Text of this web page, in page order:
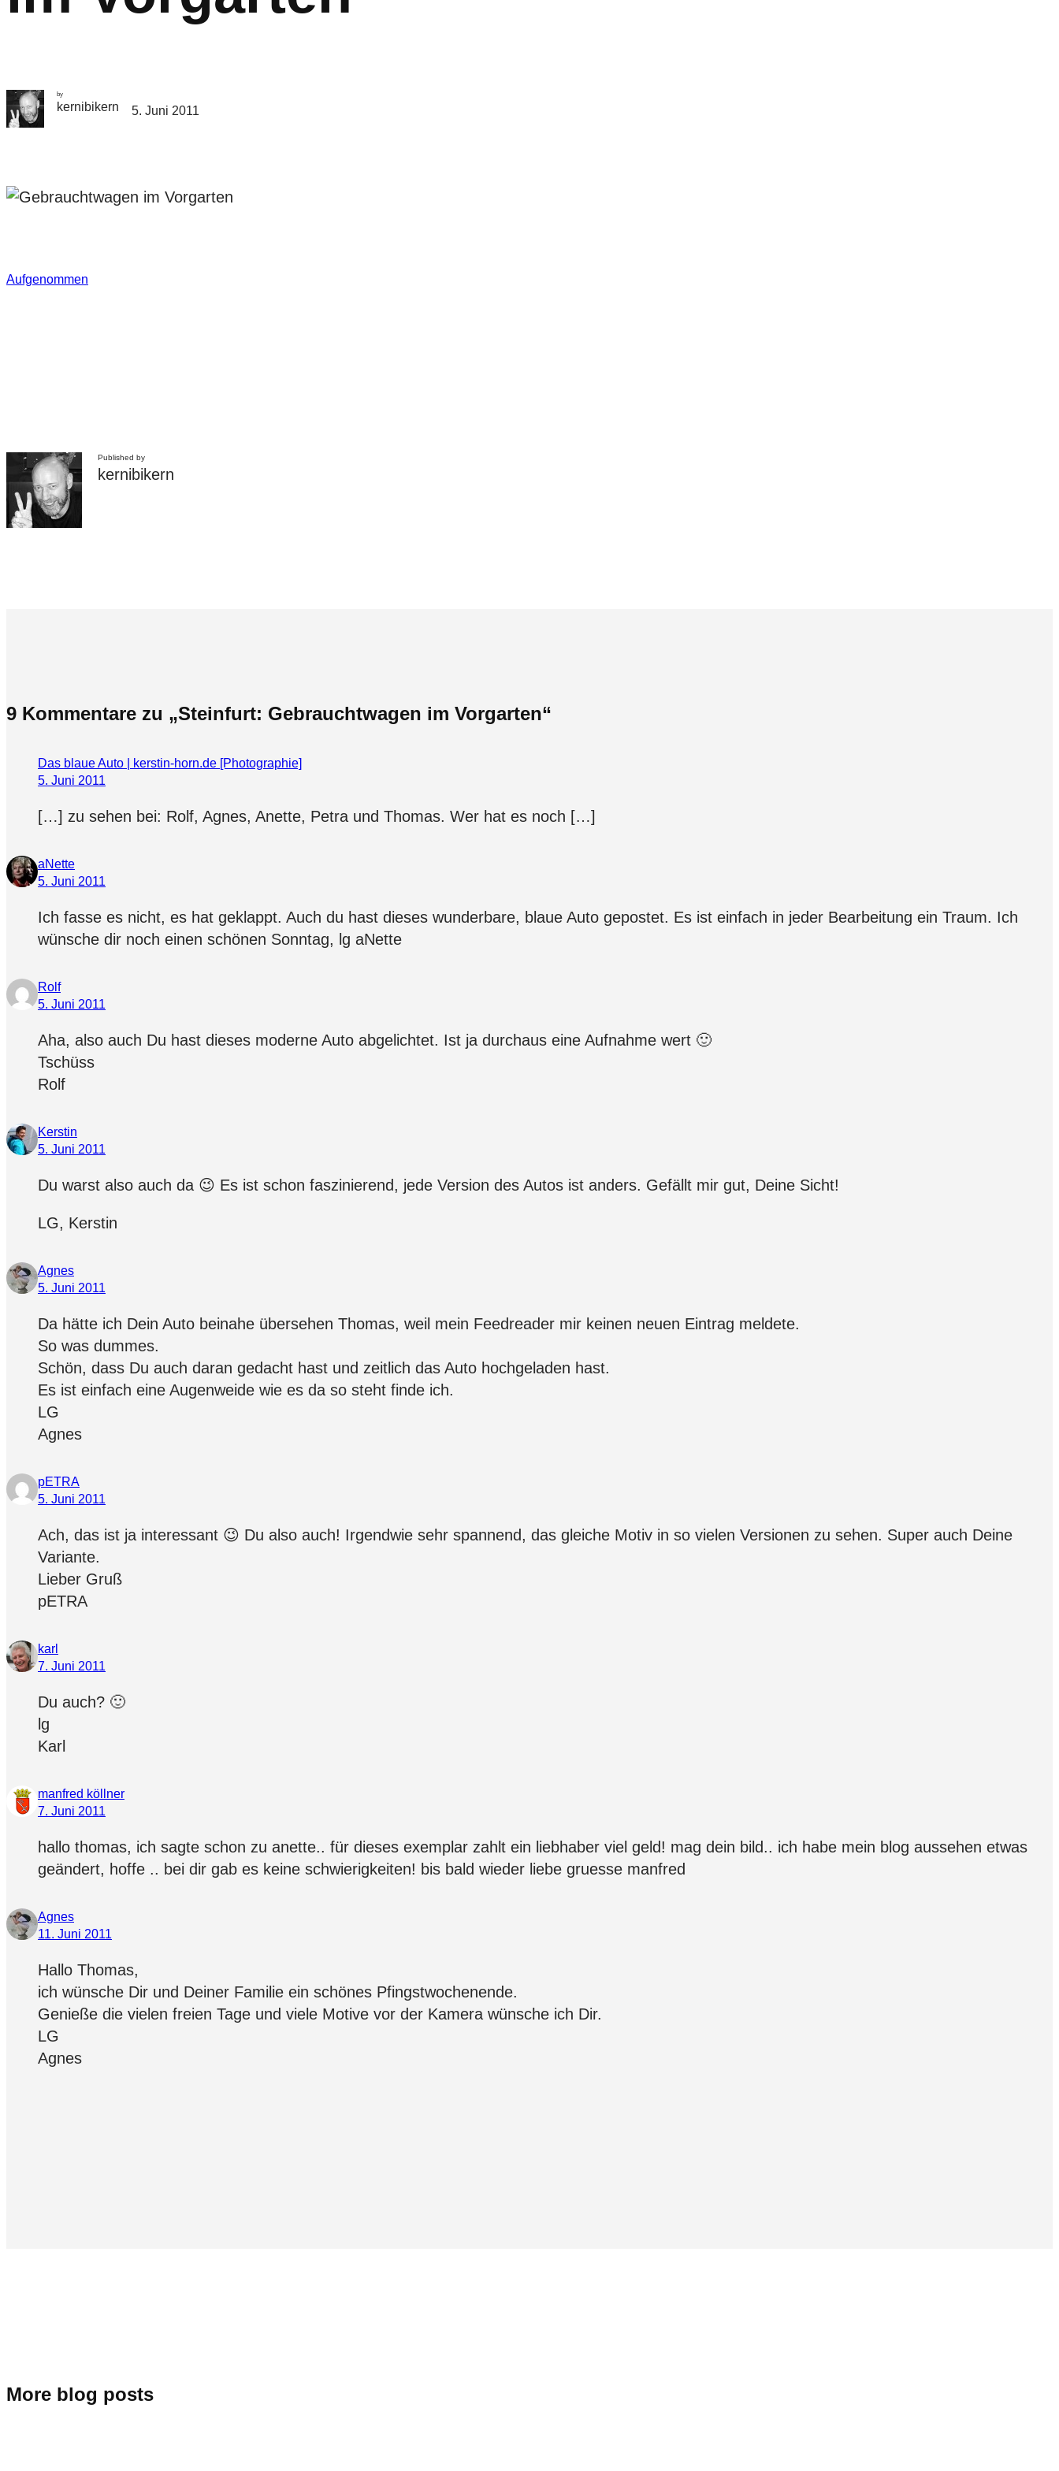
by
kernibikern 5. Juni 2011
Aufgenommen
Published by
kernibikern
9 Kommentare zu „Steinfurt: Gebrauchtwagen im Vorgarten“
Das blaue Auto | kerstin-horn.de [Photographie]
5. Juni 2011
[…] zu sehen bei: Rolf, Agnes, Anette, Petra und Thomas. Wer hat es noch […]
aNette
5. Juni 2011
Ich fasse es nicht, es hat geklappt. Auch du hast dieses wunderbare, blaue Auto gepostet. Es ist einfach in jeder Bearbeitung ein Traum. Ich
wünsche dir noch einen schönen Sonntag, lg aNette
Rolf
5. Juni 2011
Aha, also auch Du hast dieses moderne Auto abgelichtet. Ist ja durchaus eine Aufnahme wert 🙂
Tschüss
Rolf
Kerstin
5. Juni 2011
Du warst also auch da 😉 Es ist schon faszinierend, jede Version des Autos ist anders. Gefällt mir gut, Deine Sicht!
LG, Kerstin
Agnes
5. Juni 2011
Da hätte ich Dein Auto beinahe übersehen Thomas, weil mein Feedreader mir keinen neuen Eintrag meldete.
So was dummes.
Schön, dass Du auch daran gedacht hast und zeitlich das Auto hochgeladen hast.
Es ist einfach eine Augenweide wie es da so steht finde ich.
LG
Agnes
pETRA
5. Juni 2011
Ach, das ist ja interessant 😉 Du also auch! Irgendwie sehr spannend, das gleiche Motiv in so vielen Versionen zu sehen. Super auch Deine
Variante.
Lieber Gruß
pETRA
karl
7. Juni 2011
Du auch? 🙂
lg
Karl
manfred köllner
7. Juni 2011
hallo thomas, ich sagte schon zu anette.. für dieses exemplar zahlt ein liebhaber viel geld! mag dein bild.. ich habe mein blog aussehen etwas
geändert, hoffe .. bei dir gab es keine schwierigkeiten! bis bald wieder liebe gruesse manfred
Agnes
11. Juni 2011
Hallo Thomas,
ich wünsche Dir und Deiner Familie ein schönes Pfingstwochenende.
Genieße die vielen freien Tage und viele Motive vor der Kamera wünsche ich Dir.
LG
Agnes
More blog posts